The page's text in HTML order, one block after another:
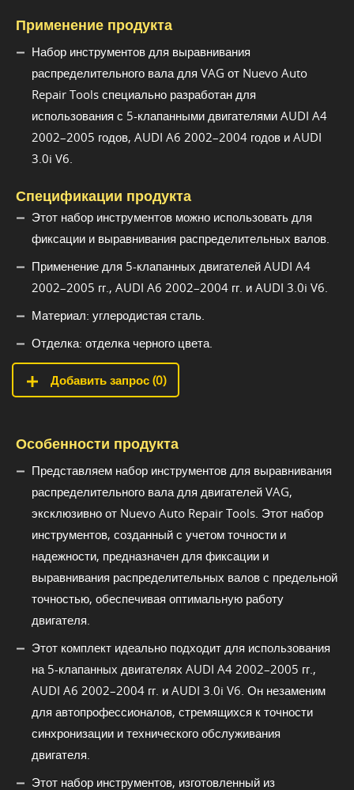
Применение продукта
Набор инструментов для выравнивания
распределительного вала для VAG от Nuevo Auto
Repair Tools специально разработан для
использования с 5-клапанными двигателями AUDI A4
2002–2005 годов, AUDI A6 2002–2004 годов и AUDI
3.0i V6.
Спецификации продукта
Этот набор инструментов можно использовать для
фиксации и выравнивания распределительных валов.
Применение для 5-клапанных двигателей AUDI A4
2002–2005 гг., AUDI A6 2002–2004 гг. и AUDI 3.0i V6.
Материал: углеродистая сталь.
Отделка: отделка черного цвета.
Добавить запрос (0)
Особенности продукта
Представляем набор инструментов для выравнивания
распределительного вала для двигателей VAG,
эксклюзивно от Nuevo Auto Repair Tools. Этот набор
инструментов, созданный с учетом точности и
надежности, предназначен для фиксации и
выравнивания распределительных валов с предельной
точностью, обеспечивая оптимальную работу
двигателя.
Этот комплект идеально подходит для использования
на 5-клапанных двигателях AUDI A4 2002–2005 гг.,
AUDI A6 2002–2004 гг. и AUDI 3.0i V6. Он незаменим
для автопрофессионалов, стремящихся к точности
синхронизации и технического обслуживания
двигателя.
Этот набор инструментов, изготовленный из